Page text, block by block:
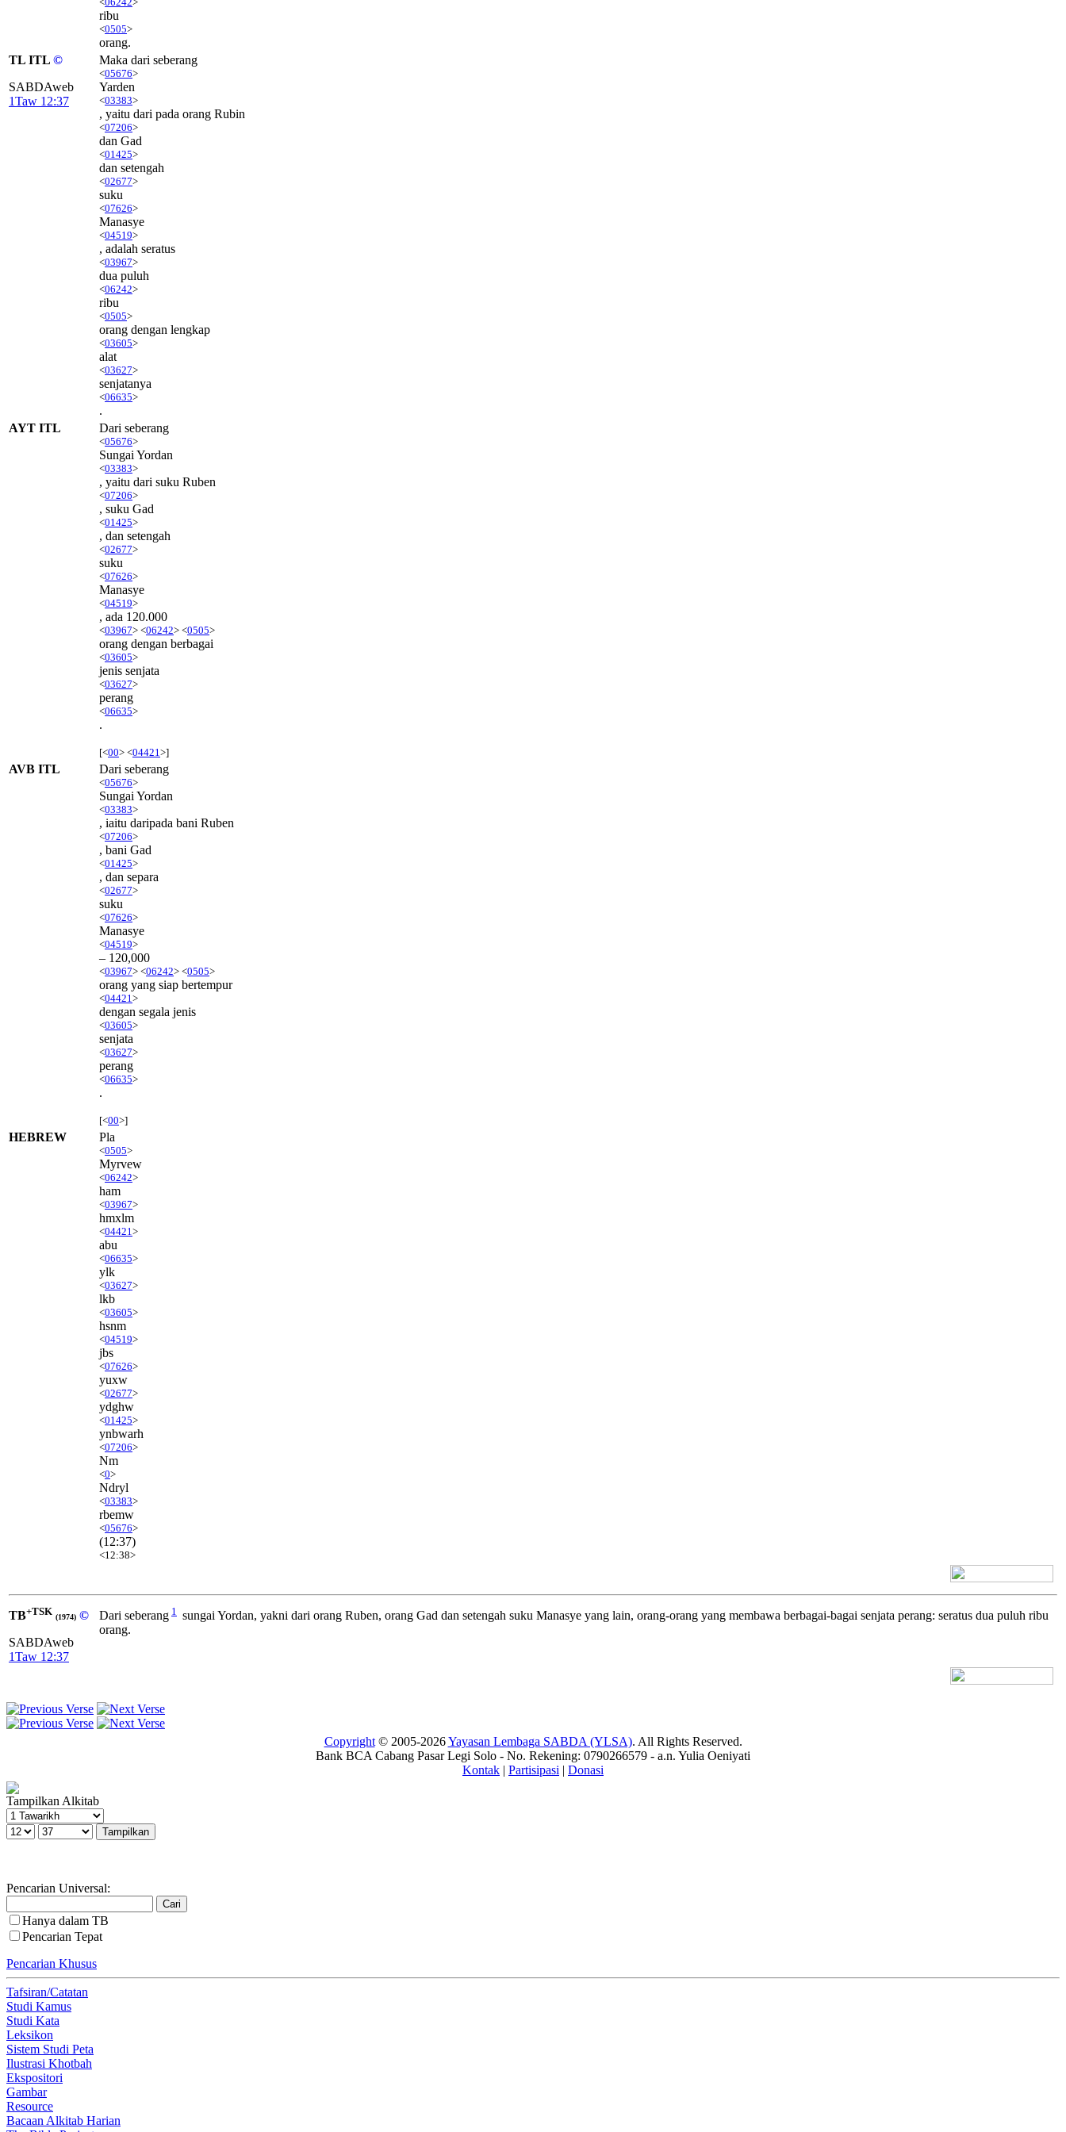
ribu
<0505>
orang.
TL ITL ©
SABDAweb
1Taw 12:37
Maka dari seberang
<05676>
Yarden
<03383>
, yaitu dari pada orang Rubin
<07206>
dan Gad
<01425>
dan setengah
<02677>
suku
<07626>
Manasye
<04519>
, adalah seratus
<03967>
dua puluh
<06242>
ribu
<0505>
orang dengan lengkap
<03605>
alat
<03627>
senjatanya
<06635>
.
AYT ITL
Dari seberang
<05676>
Sungai Yordan
<03383>
, yaitu dari suku Ruben
<07206>
, suku Gad
<01425>
, dan setengah
<02677>
suku
<07626>
Manasye
<04519>
, ada 120.000
<03967> <06242> <0505>
orang dengan berbagai
<03605>
jenis senjata
<03627>
perang
<06635>
.
[<00> <04421 >]
AVB ITL Dari seberang
<05676>
Sungai Yordan
<03383>
, iaitu daripada bani Ruben
<07206>
, bani Gad
<01425>
, dan separa
<02677>
suku
<07626>
Manasye
<04519>
– 120,000
<03967> <06242> <0505>
orang yang siap bertempur
<04421 >
dengan segala jenis
<03605>
senjata
<03627>
perang
<06635>
.
[<00>]
HEBREW Pla
<0505>
Myrvew
<06242>
ham
<03967>
hmxlm
<04421 >
abu
<06635>
ylk
<03627>
lkb
<03605>
hsnm
<04519>
jbs
<07626>
yuxw
<02677>
ydghw
<01425>
ynbwarh
<07206>
Nm
<0>
Ndryl
<03383>
rbemw
<05676>
(12:37)
<12:38>
TB+TSK (1974) ©
SABDAweb
1Taw 12:37
Dari seberang 1
sungai Yordan, yakni dari orang Ruben, orang Gad dan setengah suku Manasye yang lain, orang-orang yang membawa berbagai-bagai senjata perang: seratus dua puluh ribu
orang.
Copyright© 2005-2026Yayasan Lembaga SABDA (YLSA). All Rights Reserved.
Bank BCA Cabang Pasar Legi Solo - No. Rekening: 0790266579 - a.n. Yulia Oeniyati
Kontak | Partisipasi | Donasi
Tampilkan Alkitab
Pencarian Universal:
Hanya dalam TB
Pencarian Tepat
Pencarian Khusus
Tafsiran/Catatan
Studi Kamus
Studi Kata
Leksikon
Sistem Studi Peta
Ilustrasi Khotbah
Ekspositori
Gambar
Resource
Bacaan Alkitab Harian